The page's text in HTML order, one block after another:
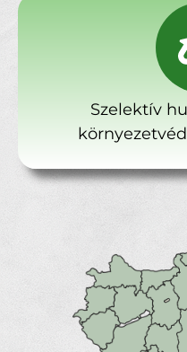
Szelektív